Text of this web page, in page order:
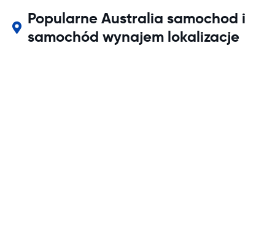
Popularne Australia samochod i
samochód wynajem lokalizacje